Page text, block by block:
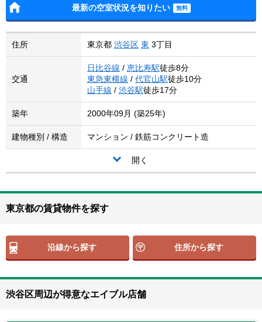
最新の空室状況を知りたい
住所 東京都 渋谷区 東 3丁目
交通
日比谷線 / 恵比寿駅徒歩8分
東急東横線 / 代官山駅徒歩10分
山手線 / 渋谷駅徒歩17分
築年 2000年09月 (築25年)
建物種別 / 構造 マンション / 鉄筋コンクリート造
開く
東京都の賃貸物件を探す
沿線から探す 住所から探す
渋谷区周辺が得意なエイブル店舗